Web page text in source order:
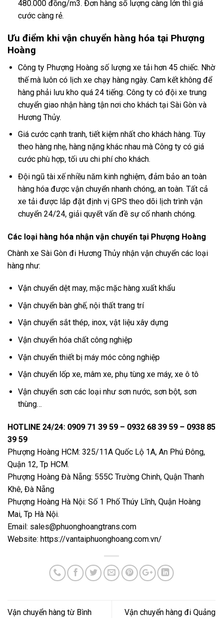
480.000 đồng/m3. Đơn hàng số lượng càng lớn thì giá
cước càng rẻ.
Ưu điểm khi vận chuyển hàng hóa tại Phượng
Hoàng
Công ty Phượng Hoàng số lượng xe tải hơn 45 chiếc. Nhờ
thế mà luôn có lịch xe chạy hàng ngày. Cam kết không để
hàng phải lưu kho quá 24 tiếng. Công ty có đội xe trung
chuyển giao nhận hàng tận nơi cho khách tại Sài Gòn và
Hương Thủy.
Giá cước cạnh tranh, tiết kiệm nhất cho khách hàng. Tùy
theo hàng nhẹ, hàng nặng khác nhau mà Công ty có giá
cước phù hợp, tối ưu chi phí cho khách.
Đội ngũ tài xế nhiều năm kinh nghiệm, đảm bảo an toàn
hàng hóa được vận chuyển nhanh chóng, an toàn. Tất cả
xe tải được lắp đặt định vị GPS theo dõi lịch trình vận
chuyển 24/24, giải quyết vấn đề sự cố nhanh chóng.
Các loại hàng hóa nhận vận chuyển tại Phượng Hoàng
Chành xe Sài Gòn đi Hương Thủy nhận vận chuyển các loại
hàng như:
Vận chuyển dệt may, mặc mặc hàng xuất khẩu
Vận chuyển bàn ghế, nội thất trang trí
Vận chuyển sắt thép, inox, vật liệu xây dựng
Vận chuyển hóa chất công nghiệp
Vận chuyển thiết bị máy móc công nghiệp
Vận chuyển lốp xe, mâm xe, phụ tùng xe máy, xe ô tô
Vận chuyển sơn các loại như sơn nước, sơn bột, sơn
thùng…
HOTLINE 24/24: 0909 71 39 59 – 0932 68 39 59 – 0938 85
39 59
Phượng Hoàng HCM: 325/11A Quốc Lộ 1A, An Phú Đông,
Quận 12, Tp HCM.
Phượng Hoàng Đà Nẵng: 555C Trường Chinh, Quận Thanh
Khê, Đà Nẵng
Phượng Hoàng Hà Nội: Số 1 Phố Thúy Lĩnh, Quận Hoàng
Mai, Tp Hà Nội.
Email: sales@phuonghoangtrans.com
Website: https://vantaiphuonghoang.com.vn/
Vận chuyển hàng từ Bình
Vận chuyển hàng đi Quảng